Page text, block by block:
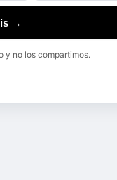
→
y no los compartimos.